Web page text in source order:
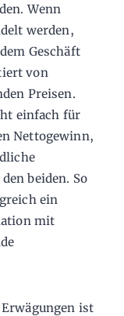
Wenn
werden,
Geschäft
von
Preisen.
einfach für
Nettogewinn,
beiden. So
ein
mit
ist